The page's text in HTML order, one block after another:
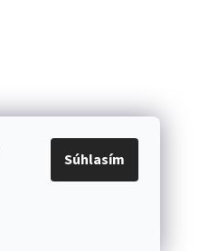
Súhlasím